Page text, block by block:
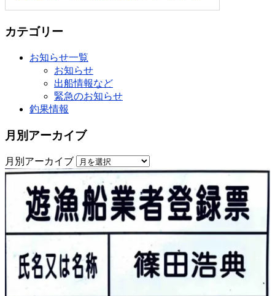
カテゴリー
お知らせ一覧
お知らせ
出船情報など
緊急のお知らせ
釣果情報
月別アーカイブ
月別アーカイブ